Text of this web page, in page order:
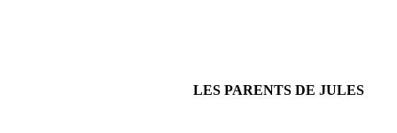
LES PARENTS DE JULES